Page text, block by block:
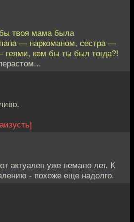
твоя мама была
папа — наркоманом, сестра —
кем бы ты был тогда?!
актуален уже немало лет. К
- похоже еще надолго.